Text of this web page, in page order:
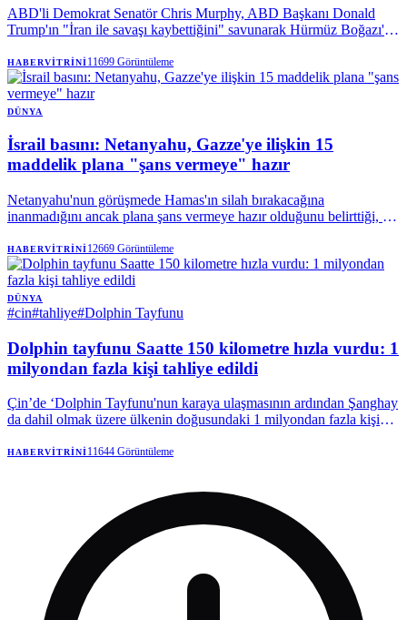
ABD'li Demokrat Senatör Chris Murphy, ABD Başkanı Donald
Trump'ın "İran ile savaşı kaybettiğini" savunarak Hürmüz Boğazı'nı
HABERVITRINI11699 Görüntüleme
DÜNYA
İsrail basını: Netanyahu, Gazze'ye ilişkin 15
maddelik plana "şans vermeye" hazır
Netanyahu'nun görüşmede Hamas'ın silah bırakacağına
inanmadığını ancak plana şans vermeye hazır olduğunu belirttiği, bu
ordusunun "Sarı Hat"ın batısına ilerlememesi konusunda taahhütte
bulunduğu iddia edildi.
HABERVITRINI12669 Görüntüleme
DÜNYA
#cin#tahliye#Dolphin Tayfunu
Dolphin tayfunu Saatte 150 kilometre hızla vurdu: 1
milyondan fazla kişi tahliye edildi
Çin’de ‘Dolphin Tayfunu'nun karaya ulaşmasının ardından Şanghay
da dahil olmak üzere ülkenin doğusundaki 1 milyondan fazla kişi
HABERVITRINI11644 Görüntüleme